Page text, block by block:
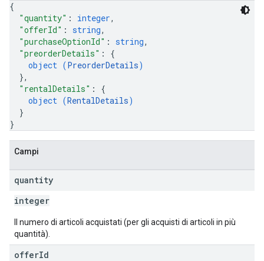
{
"quantity" : integer,
"offerId" : string,
"purchaseOptionId" : string,
"preorderDetails" : {
object (PreorderDetails)
},
"rentalDetails" : {
object (RentalDetails)
}
}
Campi
quantity
integer
Il numero di articoli acquistati (per gli acquisti di articoli in più
quantità).
offerId